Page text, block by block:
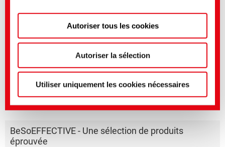
Vous pouvez effectuer des réglages plus précis ici ou
dans notrepolitique de confidentialité.(Mentions
Autoriser tous les cookies
Autoriser la sélection
Utiliser uniquement les cookies nécessaires
consommation de ressources naturelles et donc l'impact sur
BeSoBRIGHT – just one of our smart effects with
character.
BeSoEFFECTIVE - Une sélection de produits
éprouvée